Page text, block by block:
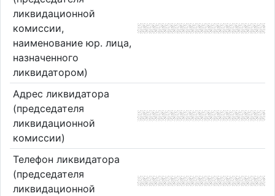
ликвидационной
комиссии,
наименование юр. лица,
назначенного
ликвидатором)
Адрес ликвидатора
(председателя
ликвидационной
комиссии)
Телефон ликвидатора
(председателя
ликвидационной